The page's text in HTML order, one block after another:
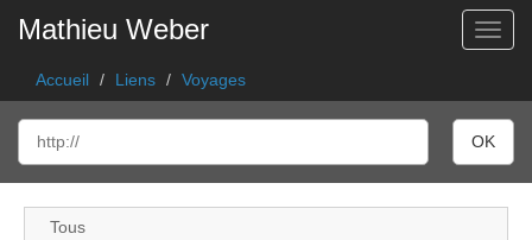
Mathieu Weber
Accueil Liens Voyages
Tous